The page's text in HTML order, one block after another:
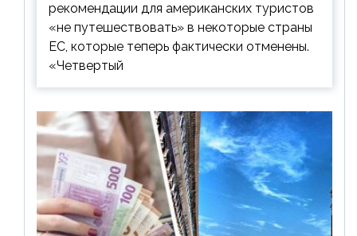
рекомендации для американских туристов
«не путешествовать» в некоторые страны
ЕС, которые теперь фактически отменены.
«Четвертый